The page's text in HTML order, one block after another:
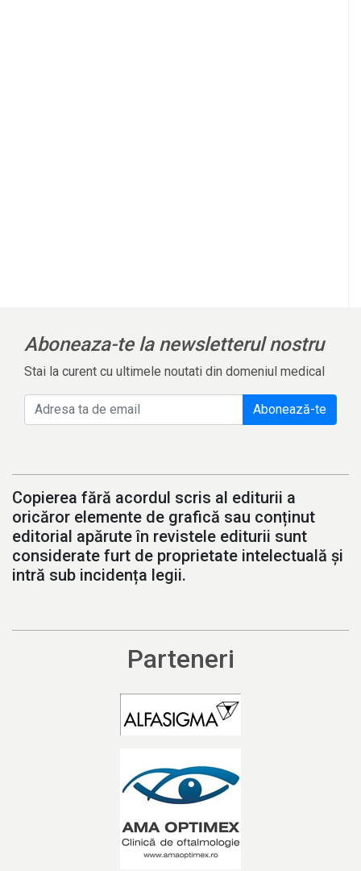
Aboneaza-te la newsletterul nostru
Stai la curent cu ultimele noutati din domeniul medical
Abonează-te
Copierea fără acordul scris al editurii a
oricăror elemente de grafică sau conținut
editorial apărute în revistele editurii sunt
considerate furt de proprietate intelectuală și
intră sub incidența legii.
Parteneri